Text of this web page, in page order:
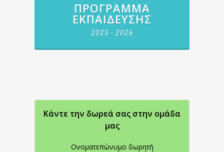
ΠΡΌΓΡΑΜΜΑ
ΕΚΠΑΊΔΕΥΣΗΣ
2025 - 2026
Κάντε την δωρεά σας στην oμάδα
μας
Ονοματεπώνυμο δωρητή